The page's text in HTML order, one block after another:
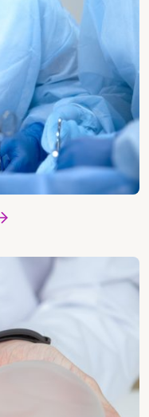
Vedi i corsi